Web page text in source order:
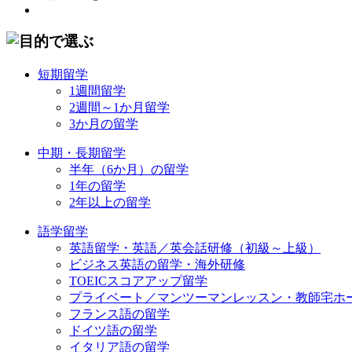
短期留学
1週間留学
2週間～1か月留学
3か月の留学
中期・長期留学
半年（6か月）の留学
1年の留学
2年以上の留学
語学留学
英語留学・英語／英会話研修（初級～上級）
ビジネス英語の留学・海外研修
TOEICスコアアップ留学
プライベート／マンツーマンレッスン・教師宅ホ
フランス語の留学
ドイツ語の留学
イタリア語の留学